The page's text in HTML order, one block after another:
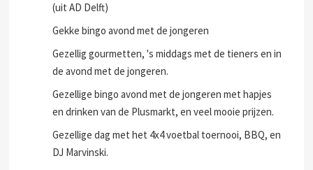
(uit AD Delft)
Gekke bingo avond met de jongeren
Gezellig gourmetten, 's middags met de tieners en in
de avond met de jongeren.
Gezellige bingo avond met de jongeren met hapjes
en drinken van de Plusmarkt, en veel mooie prijzen.
Gezellige dag met het 4x4 voetbal toernooi, BBQ, en
DJ Marvinski.